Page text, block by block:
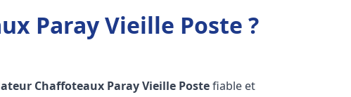
Paray Vieille Poste ?
Chaffoteaux Paray Vieille Postefiable et